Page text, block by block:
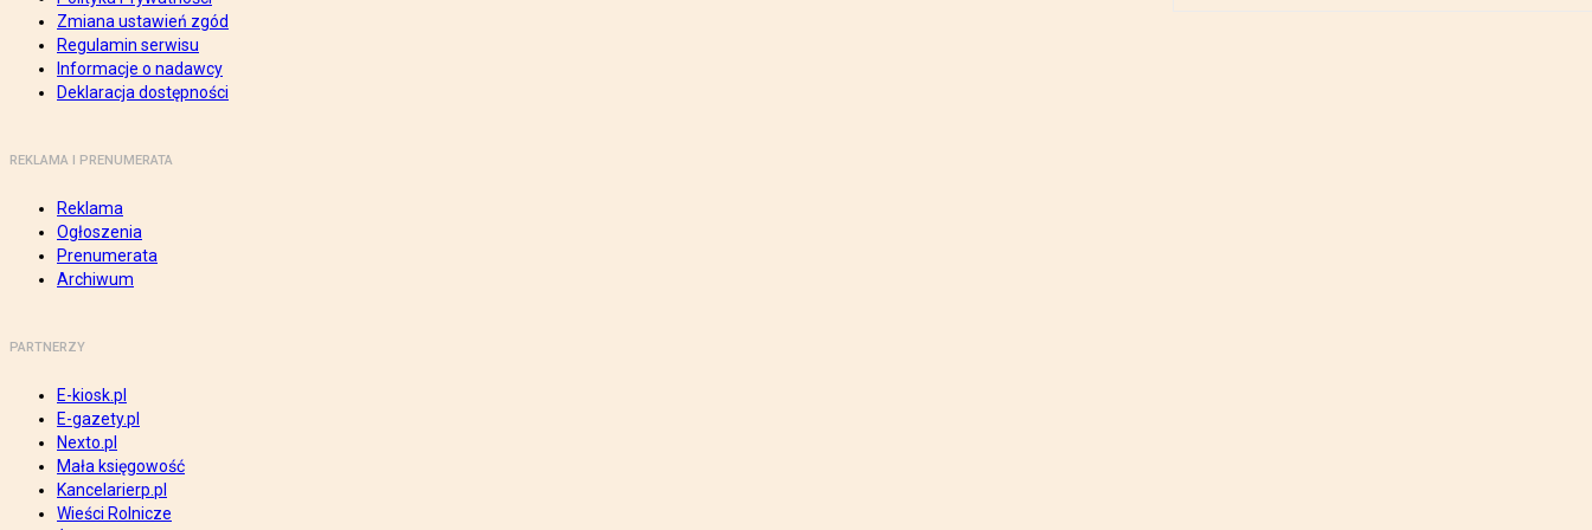
Zmiana ustawień zgód
Regulamin serwisu
Informacje o nadawcy
Deklaracja dostępności
REKLAMA I PRENUMERATA
Reklama
Ogłoszenia
Prenumerata
Archiwum
PARTNERZY
E-kiosk.pl
E-gazety.pl
Nexto.pl
Mała księgowość
Kancelarierp.pl
Wieści Rolnicze